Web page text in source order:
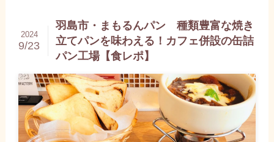
羽島市・まもるんパン 種類豊富な焼き
立てパンを味わえる！カフェ併設の缶詰
パン工場【食レポ】
2024
9/23